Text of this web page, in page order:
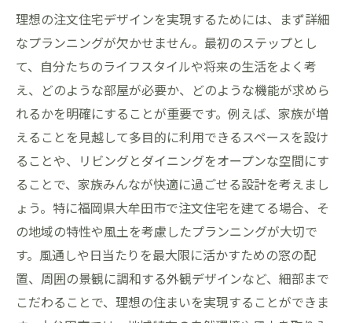
例
自由設計で叶えるおしゃれなキッチン
家族構成に合わせた間取りの工夫
室内外を繋ぐ開放的なリビングデザイン
趣味を楽しむための特別なスペース
省エネと快適さを両立するデザイン
大牟田市の風景を取り込む景観設計
高品質な材料で建てる大牟田市の注文住宅の魅
力
木材選びのポイントとその役割
耐久性と美しさを兼ね備えた外壁材
理想の注文住宅デザインを実現するためには、まず詳細
なプランニングが欠かせません。最初のステップとし
て、自分たちのライフスタイルや将来の生活をよく考
え、どのような部屋が必要か、どのような機能が求めら
れるかを明確にすることが重要です。例えば、家族が増
えることを見越して多目的に利用できるスペースを設け
ることや、リビングとダイニングをオープンな空間にす
ることで、家族みんなが快適に過ごせる設計を考えまし
ょう。特に福岡県大牟田市で注文住宅を建てる場合、そ
の地域の特性や風土を考慮したプランニングが大切で
す。風通しや日当たりを最大限に活かすための窓の配
置、周囲の景観に調和する外観デザインなど、細部まで
こだわることで、理想の住まいを実現することができま